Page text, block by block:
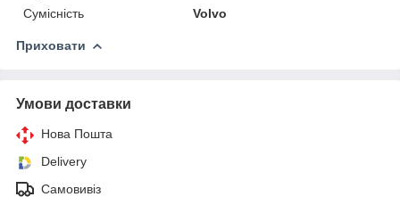
Сумісність
Volvo
Приховати
Умови доставки
Нова Пошта
Delivery
Самовивіз